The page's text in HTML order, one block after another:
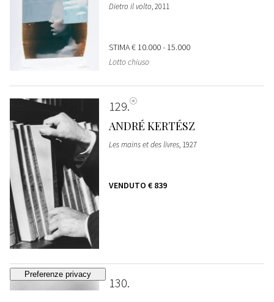
Dietro il volto, 2011
STIMA€ 10.000 - 15.000
Lotto chiuso
129
ANDRÉ KERTÉSZ
Les mains et des livres, 1927
VENDUTO € 839
130